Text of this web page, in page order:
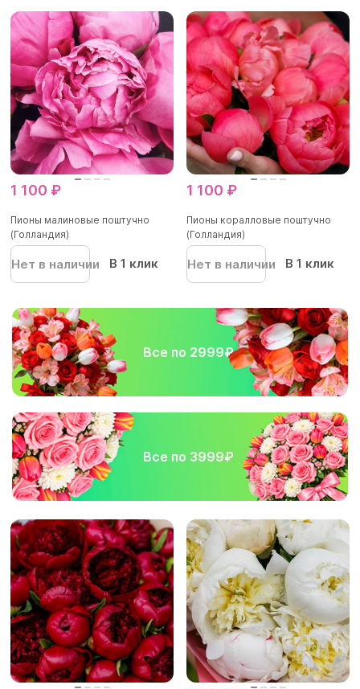
1 100 ₽
Пионы малиновые поштучно
(Голландия)
Нет в наличии В 1 клик
1 100 ₽
Пионы коралловые поштучно
(Голландия)
Нет в наличии В 1 клик
Все по 2999₽
Все по 3999₽